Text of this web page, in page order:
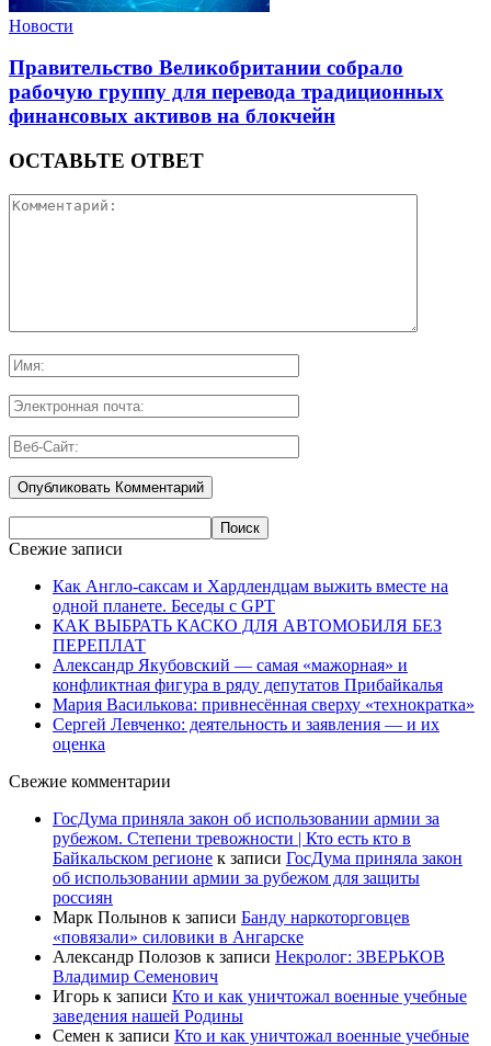
Новости
Правительство Великобритании собрало
рабочую группу для перевода традиционных
финансовых активов на блокчейн
ОСТАВЬТЕ ОТВЕТ
Свежие записи
Как Англо-саксам и Хардлендцам выжить вместе на
одной планете. Беседы с GPT
КАК ВЫБРАТЬ КАСКО ДЛЯ АВТОМОБИЛЯ БЕЗ
ПЕРЕПЛАТ
Александр Якубовский — самая «мажорная» и
конфликтная фигура в ряду депутатов Прибайкалья
Мария Василькова: привнесённая сверху «технократка»
Сергей Левченко: деятельность и заявления — и их
оценка
Свежие комментарии
ГосДума приняла закон об использовании армии за
рубежом. Степени тревожности | Кто есть кто в
Байкальском регионе к записи ГосДума приняла закон
об использовании армии за рубежом для защиты
россиян
Марк Полынов к записи Банду наркоторговцев
«повязали» силовики в Ангарске
Александр Полозов к записи Некролог: ЗВЕРЬКОВ
Владимир Семенович
Игорь к записи Кто и как уничтожал военные учебные
заведения нашей Родины
Семен к записи Кто и как уничтожал военные учебные